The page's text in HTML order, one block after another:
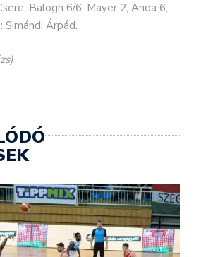
Balogh 6/6, Mayer 2, Anda 6,
Simándi Árpád.